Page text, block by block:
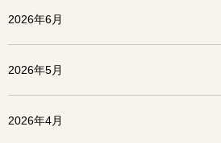
2026年6月
2026年5月
2026年4月